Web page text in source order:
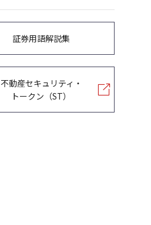
証券用語解説集
不動産セキュリティ・
トークン（ST）